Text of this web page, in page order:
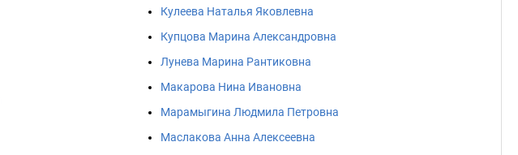
Кулеева Наталья Яковлевна
Купцова Марина Александровна
Лунева Марина Рантиковна
Макарова Нина Ивановна
Марамыгина Людмила Петровна
Маслакова Анна Алексеевна